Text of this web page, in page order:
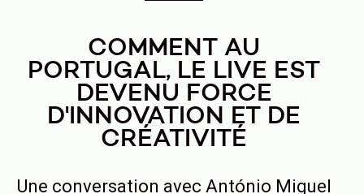
COMMENT AU
PORTUGAL, LE LIVE EST
DEVENU FORCE
D'INNOVATION ET DE
CRÉATIVITÉ
Une conversation avec António Miguel